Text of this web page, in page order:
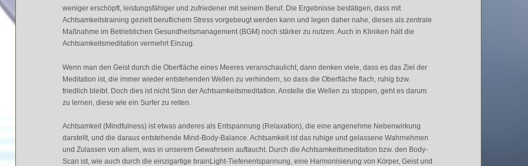
weniger erschöpft, leistungsfähiger und zufriedener mit seinem Beruf. Die Ergebnisse bestätigen, dass mit
Achtsamkeitstraining gezielt beruflichem Stress vorgebeugt werden kann und legen daher nahe, dieses als zentrale
Maßnahme im Betrieblichen Gesundheitsmanagement (BGM) noch stärker zu nutzen.Auch in Kliniken hä lt die
Achtsamkeitsmeditation vermehrt Einzug.
Wenn man den Geist durch die Oberfläche eines Meeres veranschaulicht, dann denken viele, dass es das Ziel der
Meditation ist, die immer wieder entstehenden Wellen zu verhindern, so dass die Oberfläche flach, ruhig bzw.
friedlich bleibt. Doch dies ist nicht Sinn der Achtsamkeitsmeditation. Anstelle die Wellen zu stoppen, geht es darum
zu lernen, diese wie ein Surfer zu reiten.
Achtsamkeit (Mindfulness) ist etwas anderes als Entspannung (Relaxation), die eine angenehme Nebenwirkung
darstellt, und die daraus entstehende Mind-Body-Balance. Achtsamkeit ist das ruhige und gelassene Wahrnehmen
und Zulassen von allem, was in unserem Gewahrsein auftaucht. Durch die Achtsamkeitsmeditation bzw. den Body-
Scan ist, wie auch durch die einzigartige brainLight-Tiefenentspannung, eine Harmonisierung von Körper, Geist und